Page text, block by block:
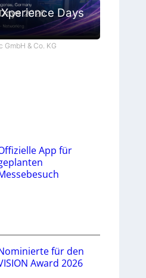
Days
GmbH & Co. KG
App für
für den
Award 2026